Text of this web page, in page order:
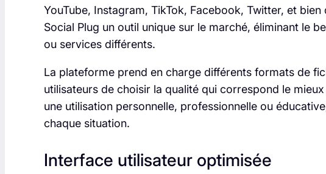
YouTube, Instagram, TikTok, Facebook, Twitter, et
Social Plug un outil unique sur le marché, éliminant le
ou services différents.
La plateforme prend en charge différents formats de
utilisateurs de choisir la qualité qui correspond le
une utilisation personnelle, professionnelle ou
chaque situation.
Interface utilisateur optimisée